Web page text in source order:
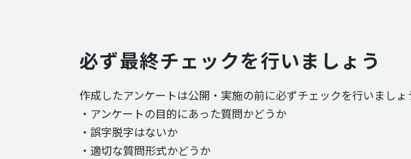
必ず最終チェックを行いましょう
作成したアンケートは公開・実施の前に必ずチェックを行いましょ
・アンケートの目的にあった質問かどうか
・誤字脱字はないか
・適切な質問形式かどうか